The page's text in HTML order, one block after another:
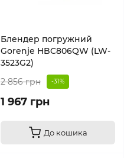
Блендер погружний
Gorenje HBC806QW (LW-
3523G2)
2 856 грн
-31%
1 967 грн
До кошика